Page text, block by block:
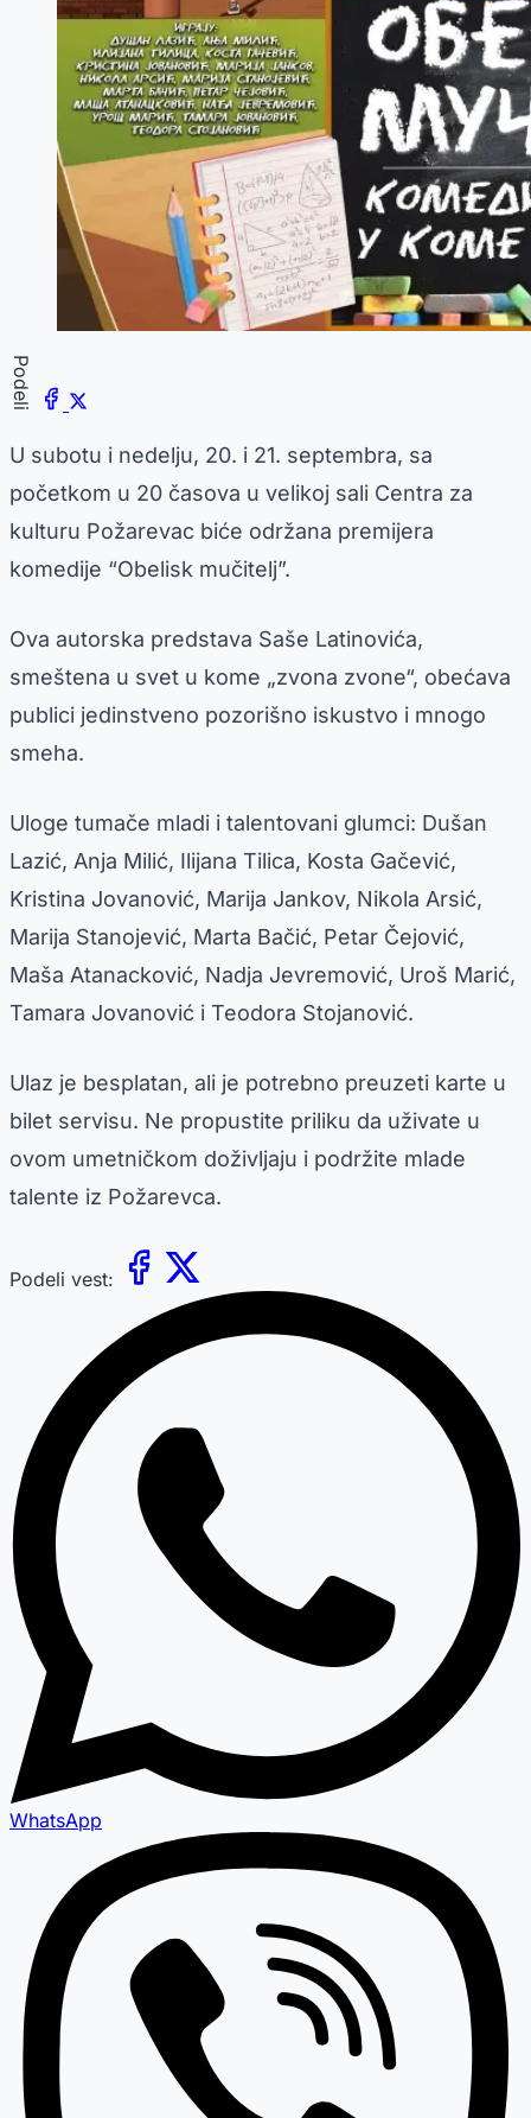
Podeli
U subotu i nedelju, 20. i 21. septembra, sa
početkom u 20 časova u velikoj sali Centra za
kulturu Požarevac biće održana premijera
komedije “Obelisk mučitelj”.
Ova autorska predstava Saše Latinovića,
smeštena u svet u kome „zvona zvone“, obećava
publici jedinstveno pozorišno iskustvo i mnogo
smeha.
Uloge tumače mladi i talentovani glumci: Dušan
Lazić, Anja Milić, Ilijana Tilica, Kosta Gačević,
Kristina Jovanović, Marija Jankov, Nikola Arsić,
Marija Stanojević, Marta Bačić, Petar Čejović,
Maša Atanacković, Nadja Jevremović, Uroš Marić,
Tamara Jovanović i Teodora Stojanović.
Ulaz je besplatan, ali je potrebno preuzeti karte u
bilet servisu. Ne propustite priliku da uživate u
ovom umetničkom doživljaju i podržite mlade
talente iz Požarevca.
Podeli vest:
WhatsApp